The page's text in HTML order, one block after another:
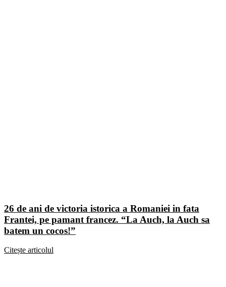
26 de ani de victoria istorica a Romaniei in fata
Frantei, pe pamant francez. “La Auch, la Auch sa
batem un cocos!”
Citește articolul